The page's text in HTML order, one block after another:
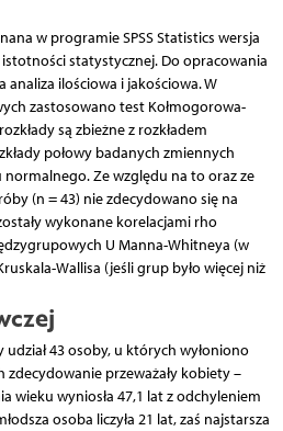
w programie SPSS Statistics wersja
statystycznej. Do opracowania
analiza ilościowa i jakościowa. W
zastosowano test Kołmogorowa-
są zbieżne z rozkładem
połowy badanych zmiennych
normalnego. Ze względu na to oraz ze
(n = 43) nie zdecydowano się na
wykonane korelacjami rho
U Manna-Whitneya (w
Wallisa (jeśli grup było więcej niż
43 osoby, u których wyłoniono
przeważały kobiety –
wieku wyniosła 47,1 lat z odchyleniem
osoba liczyła 21 lat, zaś najstarsza